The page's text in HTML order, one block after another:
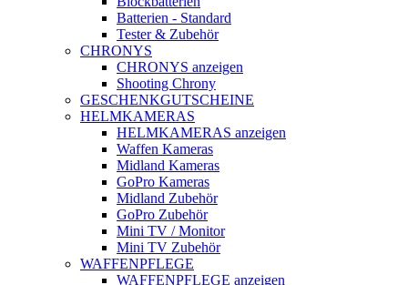
Batterien - Standard
Tester & Zubehör
CHRONYS
CHRONYS anzeigen
Shooting Chrony
GESCHENKGUTSCHEINE
HELMKAMERAS
HELMKAMERAS anzeigen
Waffen Kameras
Midland Kameras
GoPro Kameras
Midland Zubehör
GoPro Zubehör
Mini TV / Monitor
Mini TV Zubehör
WAFFENPFLEGE
WAFFENPFLEGE anzeigen